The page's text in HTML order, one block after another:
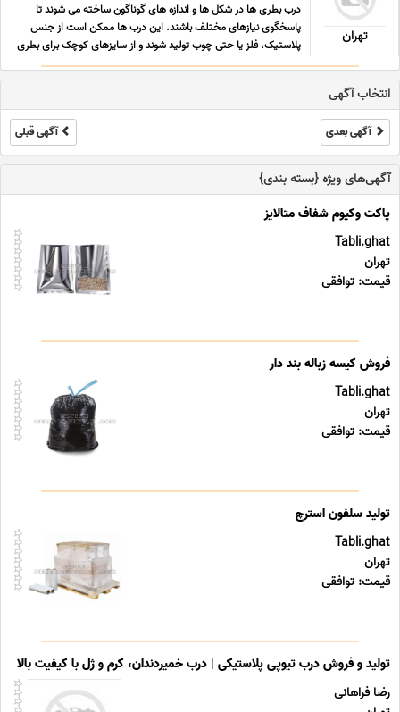
تهران
درب بطری ها در شکل ها و اندازه های گوناگون ساخته می شوند تا
پاسخگوی نیازهای مختلف باشند. این درب ها ممکن است از جنس
پلاستیک، فلز یا حتی چوب تولید شوند و از سایزهای کوچک برای بطری
های نوشیدنی فردی تا اندازه های بزرگ تر برای ظروف خانوادگی یا
صنعتی کاربرد دارند. برخی مدل ها به صورت ... ...
انتخاب آگهی
آگهی بعدی آگهی قبلی
آگهی‌های ویژه {بسته بندی}
پاکت وکیوم شفاف متالایز
Tabli.ghat
تهران
قیمت: توافقی
فروش کیسه زباله بند دار
Tabli.ghat
تهران
قیمت: توافقی
تولید سلفون استرچ
Tabli.ghat
تهران
قیمت: توافقی
تولید و فروش درب تیوپی پلاستیکی | درب خمیردندان، کرم و ژل با کیفیت بالا
رضا فراهانی